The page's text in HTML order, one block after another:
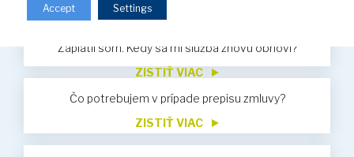
Zaplatil som. Kedy sa mi služba znovu obnoví?
ZISTIŤ VIAC
Čo potrebujem v prípade prepisu zmluvy?
ZISTIŤ VIAC
Accept Settings